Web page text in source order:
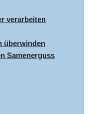
verarbeiten
überwinden
Samenerguss